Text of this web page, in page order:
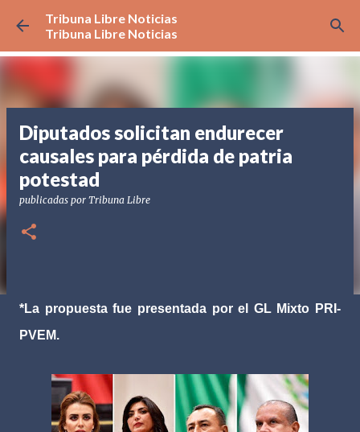
Ir al contenido principal
Tribuna Libre Noticias
Tribuna Libre Noticias
Diputados solicitan endurecer
causales para pérdida de patria
potestad
publicadas por Tribuna Libre
*La propuesta fue presentada por el GL Mixto PRI-
PVEM.